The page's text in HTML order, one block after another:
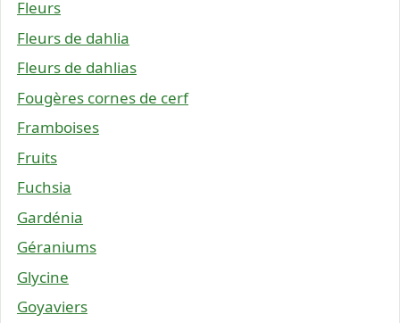
Fleurs
Fleurs de dahlia
Fleurs de dahlias
Fougères cornes de cerf
Framboises
Fruits
Fuchsia
Gardénia
Géraniums
Glycine
Goyaviers